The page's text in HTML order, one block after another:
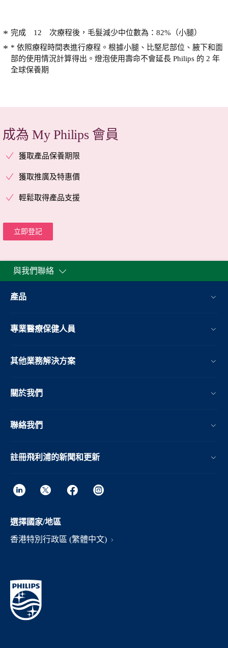
完成 12 次療程後，毛髮減少中位數為：82%（小腿）
* 依照療程時間表進行療程。根據小腿、比堅尼部位、腋下和面
部的使用情況計算得出。燈泡使用壽命不會延長 Philips 的 2 年
全球保養期
成為 My Philips 會員
獲取產品保養期限
獲取推廣及特惠價
輕鬆取得產品支援
立即登記
與我們聯絡
產品
專業醫療保健人員
其他業務解決方案​
關於我們
聯絡我們
註冊飛利浦的新聞和更新
選擇國家/地區
香港特別行政區 (繁體中文)